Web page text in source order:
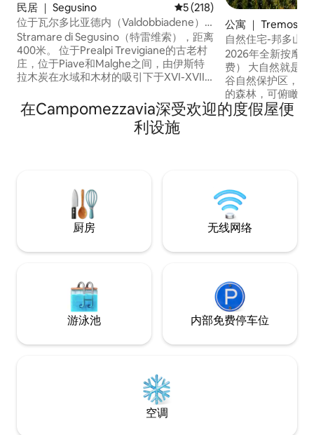
民居 ｜ Segusino 平均评分 5 分（满分 5 分），
5 (218)
位于瓦尔多比亚德内（Valdobbiadene）
和塞古西诺（Segusino）之间的Borgo
Stramare
Stramare di Segusino（特雷维索），距离
400米。 位于Prealpi Trevigiane的古老村
庄，位于Piave和Malghe之间，由伊斯特
拉木炭在水域和木材的吸引下于XVI-XVII
合国教科文组织遗产地
Valdobbiadene/Prosecco山丘10分钟，距
离Asolo/Maser/Possagno/Ville Venete
行中找到自己。
公寓 ｜
a
自然住宅-邦多山
2026年全新按摩
费） 大自然就是
谷自然保护区，周
的森林，可俯瞰加
Garda远离人群，
（仅9公里），拥
在Campomezzavia深受欢迎的度假屋便
利设施
厨房 无线网络
游泳池 内部免费停车位
空调